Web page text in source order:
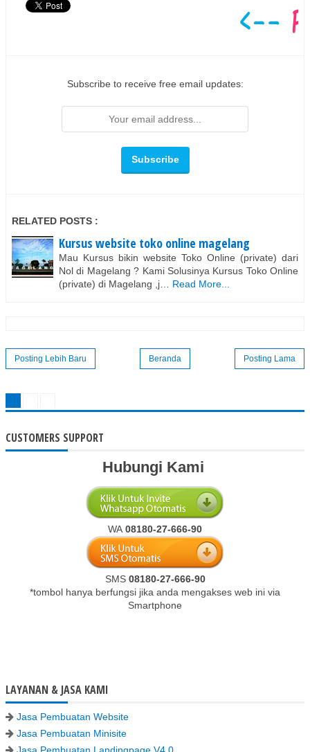
Subscribe to receive free email updates:
RELATED POSTS :
Kursus website toko online magelang
Mau Kursus bikin website Toko Online (private) dari
Nol di Magelang ? Kami Solusinya Kursus Toko Online
(private) di Magelang ,j…
Read More...
Posting Lebih Baru Posting Lama
Beranda
CUSTOMERS SUPPORT
Hubungi Kami
WA 08180-27-666-90
SMS 08180-27-666-90
*tombol hanya berfungsi jika anda mengakses web ini via
Smartphone
LAYANAN & JASA KAMI
Jasa Pembuatan Website
Jasa Pembuatan Minisite